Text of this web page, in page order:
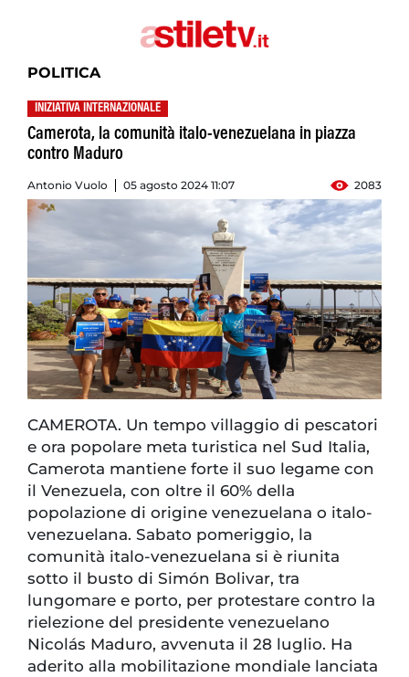
POLITICA
INIZIATIVA INTERNAZIONALE
Camerota, la comunità italo-venezuelana in piazza
contro Maduro
Antonio Vuolo 05 agosto 2024 11:07 2083
CAMEROTA. Un tempo villaggio di pescatori
e ora popolare meta turistica nel Sud Italia,
Camerota mantiene forte il suo legame con
il Venezuela, con oltre il 60% della
popolazione di origine venezuelana o italo-
venezuelana. Sabato pomeriggio, la
comunità italo-venezuelana si è riunita
sotto il busto di Simón Bolivar, tra
lungomare e porto, per protestare contro la
rielezione del presidente venezuelano
Nicolás Maduro, avvenuta il 28 luglio. Ha
aderito alla mobilitazione mondiale lanciata